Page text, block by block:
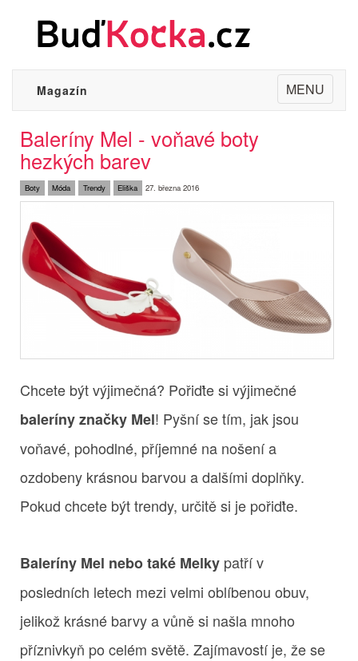
Toggle
navigation
MENU
Magazín
Baleríny Mel - voňavé boty
hezkých barev
Boty Móda Trendy Eliška 27. března 2016
Chcete být výjimečná? Pořiďte si výjimečné
baleríny značky Mel! Pyšní se tím, jak jsou
voňavé, pohodlné, příjemné na nošení a
ozdobeny krásnou barvou a dalšími doplňky.
Pokud chcete být trendy, určitě si je pořiďte.
Baleríny Mel nebo také Melky patří v
posledních letech mezi velmi oblíbenou obuv,
jelikož krásné barvy a vůně si našla mnoho
příznivkyň po celém světě. Zajímavostí je, že se